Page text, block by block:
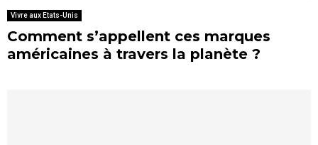
Vivre aux Etats-Unis
Comment s’appellent ces marques
américaines à travers la planète ?